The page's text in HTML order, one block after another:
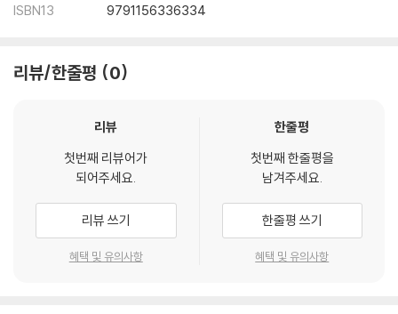
ISBN13
9791156336334
리뷰/한줄평 0
리뷰
첫번째 리뷰어가
되어주세요.
리뷰 쓰기
혜택 및 유의사항
한줄평
첫번째 한줄평을
남겨주세요.
한줄평 쓰기
혜택 및 유의사항